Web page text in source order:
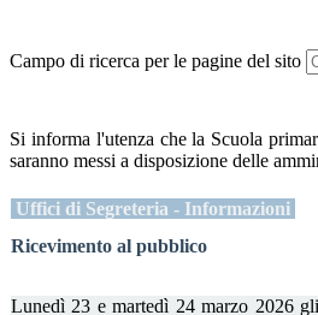
Campo di ricerca per le pagine del sito
Si informa l'utenza che la Scuola
saranno messi a disposizione delle
Uffici di Segreteria - Informazioni
Ricevimento al pubblico
Lunedì 23 e martedì 24 marzo 2026